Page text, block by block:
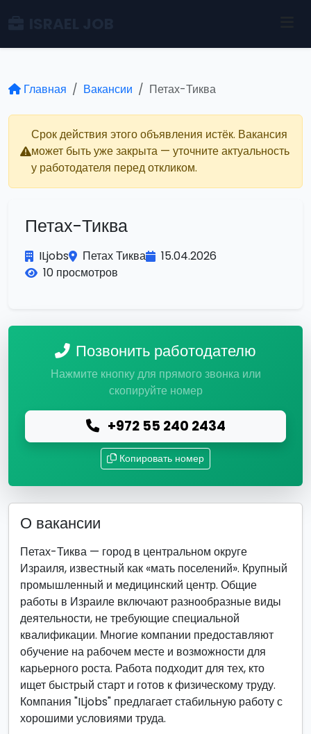
Главная Вакансии Петах-Тиква
Срок действия этого объявления истёк. Вакансия
может быть уже закрыта — уточните актуальность
у работодателя перед откликом.
Петах-Тиква
ILjobs Петах Тиква
15.04.2026
10 просмотров
Позвонить работодателю
Нажмите кнопку для прямого звонка или
скопируйте номер
+972 55 240 2434
Копировать номер
О вакансии
Петах-Тиква — город в центральном округе
Израиля, известный как «мать поселений». Крупный
промышленный и медицинский центр. Общие
работы в Израиле включают разнообразные виды
деятельности, не требующие специальной
квалификации. Многие компании предоставляют
обучение на рабочем месте и возможности для
карьерного роста. Работа подходит для тех, кто
ищет быстрый старт и готов к физическому труду.
Компания "ILjobs" предлагает стабильную работу с
хорошими условиями труда.